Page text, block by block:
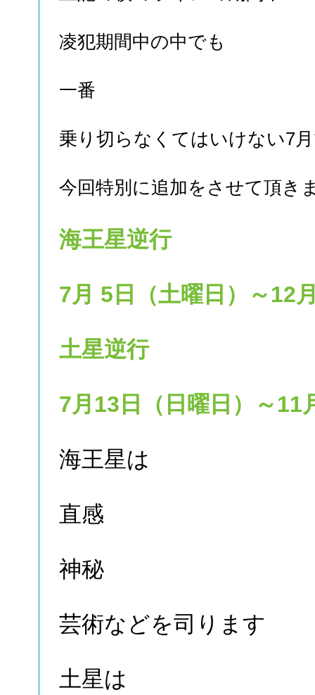
凌犯期間中の中でも
一番
乗り切らなくてはいけない7
今回特別に追加をさせて頂き
海王星逆行
7月 5日（土曜日）～12
土星逆行
7月13日（日曜日）～11
海王星は
直感
神秘
芸術などを司ります
土星は